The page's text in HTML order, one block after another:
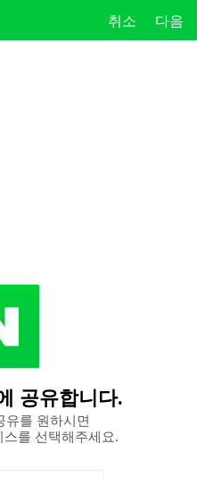
취소 다음
공유합니다.
유를 원하시면
를 선택해주세요.